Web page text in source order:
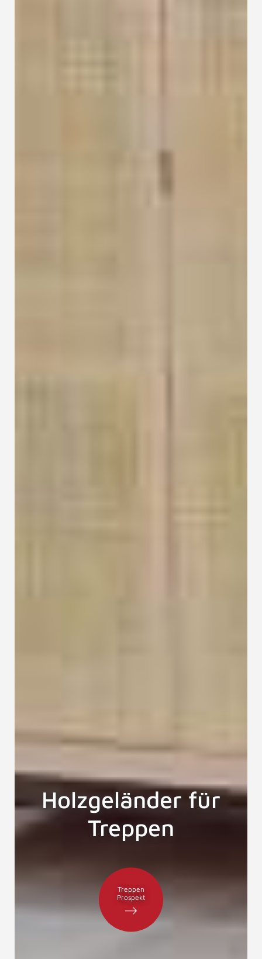
Holzgeländer für
Treppen
Treppen
Prospekt